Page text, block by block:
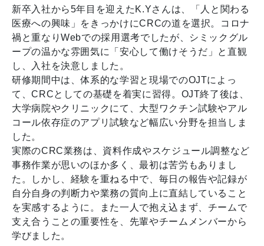
新卒入社から5年目を迎えたK.Yさんは、「人と関わる
医療への興味」をきっかけにCRCの道を選択。コロナ
禍と重なりWebでの採用選考でしたが、シミックグル
ープの温かな雰囲気に「安心して働けそうだ」と直観
し、入社を決意しました。
研修期間中は、体系的な学習と現場でのOJTによっ
て、CRCとしての基礎を着実に習得。OJT終了後は、
大学病院やクリニックにて、大型ワクチン試験やアル
コール依存症のアプリ試験など幅広い分野を担当しま
した。
実際のCRC業務は、資料作成やスケジュール調整など
事務作業が思いのほか多く、最初は苦労もありまし
た。しかし、経験を重ねる中で、毎日の報告や記録が
自分自身の判断力や業務の質向上に直結していること
を実感するように。また一人で抱え込まず、チームで
支え合うことの重要性を、先輩やチームメンバーから
学びました。